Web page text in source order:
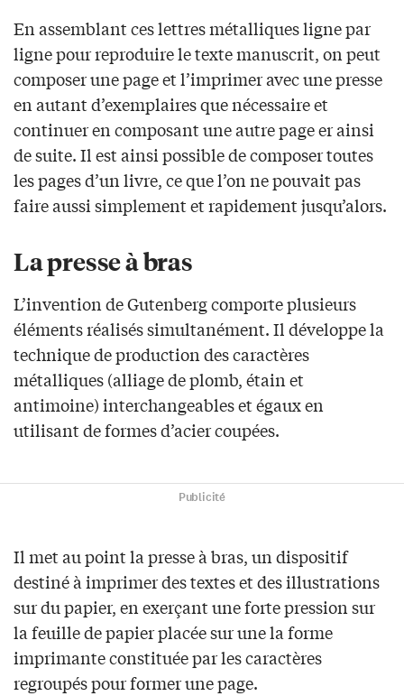
En assemblant ces lettres métalliques ligne par
ligne pour reproduire le texte manuscrit, on peut
composer une page et l’imprimer avec une presse
en autant d’exemplaires que nécessaire et
continuer en composant une autre page er ainsi
de suite. Il est ainsi possible de composer toutes
les pages d’un livre, ce que l’on ne pouvait pas
faire aussi simplement et rapidement jusqu’alors.
La presse à bras
L’invention de Gutenberg comporte plusieurs
éléments réalisés simultanément. Il développe la
technique de production des caractères
métalliques (alliage de plomb, étain et
antimoine) interchangeables et égaux en
utilisant de formes d’acier coupées.
Publicité
Il met au point la presse à bras, un dispositif
destiné à imprimer des textes et des illustrations
sur du papier, en exerçant une forte pression sur
la feuille de papier placée sur une la forme
imprimante constituée par les caractères
regroupés pour former une page.